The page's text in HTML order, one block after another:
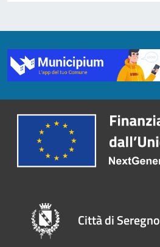
Città di Seregno